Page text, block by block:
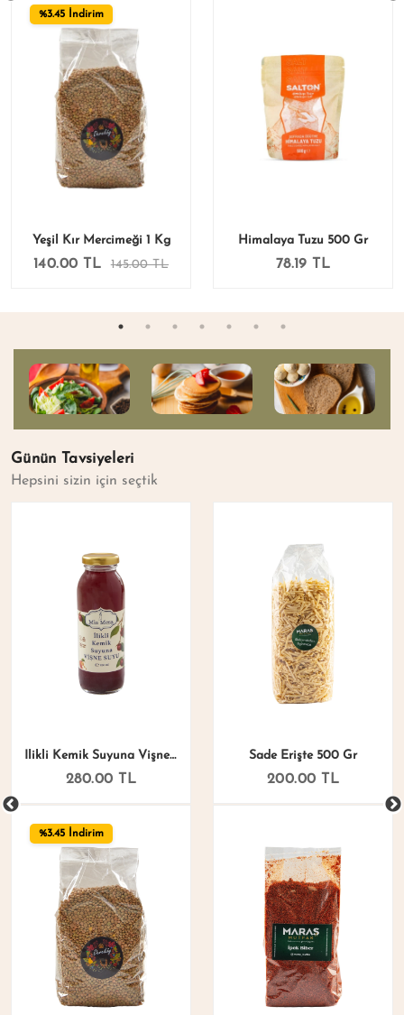
%3.45 İndirim
Yeşil Kır Mercimeği 1 Kg
140.00 TL 145.00 TL
Himalaya Tuzu 500 Gr
78.19 TL
Günün Tavsiyeleri
Hepsini sizin için seçtik
İlikli Kemik Suyuna Vişne Suyu 250 Ml
280.00 TL
%3.45 İndirim
Sade Erişte 500 Gr
200.00 TL